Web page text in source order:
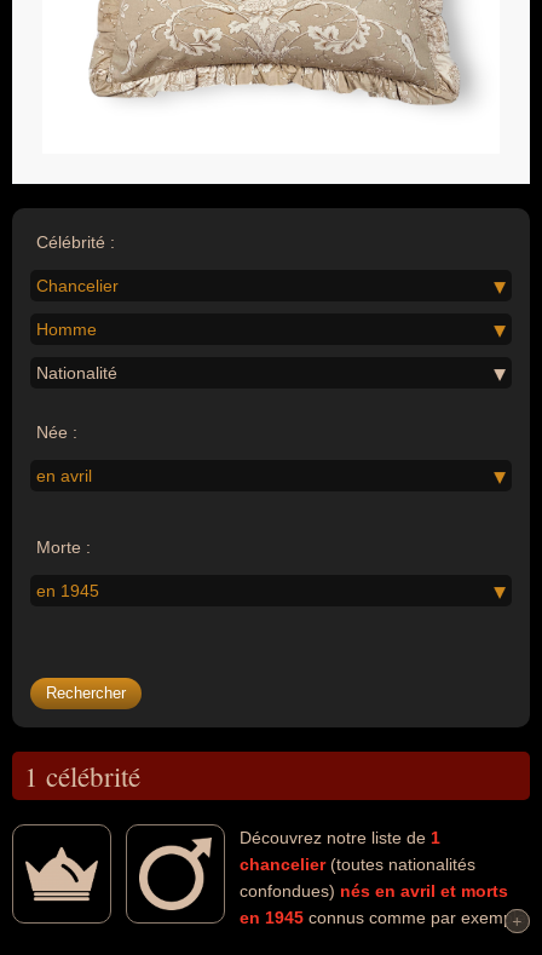
Célébrité :
Chancelier
Homme
Nationalité
Née :
en avril
Morte :
en 1945
1 célébrité
Découvrez notre liste de 1
chancelier(toutes nationalités
confondues) nés en avril et morts
en 1945 connus comme par exemple
+
+